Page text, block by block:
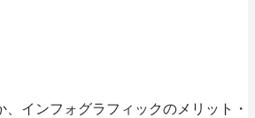
、インフォグラフィックのメリット・